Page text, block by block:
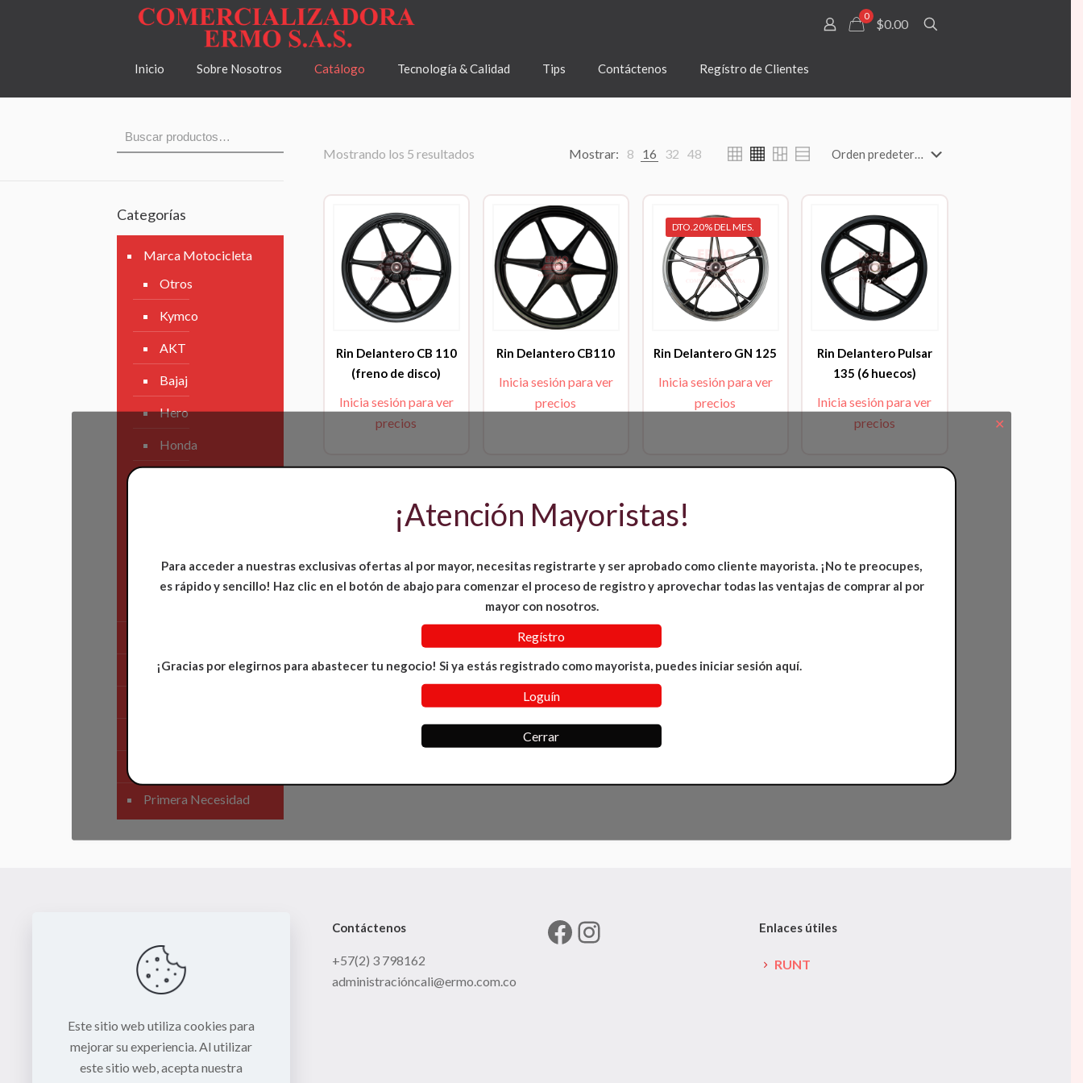
0
$0.00
Inicio Sobre Nosotros Catálogo Tecnología & Calidad Tips Contáctenos Regístro de Clientes
Mostrando los 5 resultados Mostrar: 8 16 32 48
Rin Delantero CB 110
(freno de disco)
Inicia sesión para ver
precios
Rin Delantero CB110
Inicia sesión para ver
precios
DTO.20% DEL MES.
Rin Delantero GN 125
Inicia sesión para ver
precios
Rin Delantero Pulsar
135 (6 huecos)
Inicia sesión para ver
precios
Rin Delantero Pulsar
Categorías
Marca Motocicleta
Otros
Kymco
AKT
Bajaj
Hero
Honda
TVS
Partes de Motor
Primera Necesidad
Contáctenos
+57(2) 3 798162
administracióncali@ermo.com.co
Facebook
Instagram Enlaces útiles
RUNT
✕
¡Atención Mayoristas!
Para acceder a nuestras exclusivas ofertas al por mayor, necesitas registrarte y ser aprobado como cliente mayorista. ¡No te preocupes,
es rápido y sencillo! Haz clic en el botón de abajo para comenzar el proceso de registro y aprovechar todas las ventajas de comprar al por
mayor con nosotros.
Regístro
¡Gracias por elegirnos para abastecer tu negocio! Si ya estás registrado como mayorista, puedes iniciar sesión aquí.
Loguín
Cerrar
Este sitio web utiliza cookies para
mejorar su experiencia. Al utilizar
este sitio web, acepta nuestra